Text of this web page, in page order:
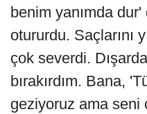
benim yanımda
otururdu. Saçlarını
çok severdi.
bırakırdım. Bana,
geziyoruz ama seni